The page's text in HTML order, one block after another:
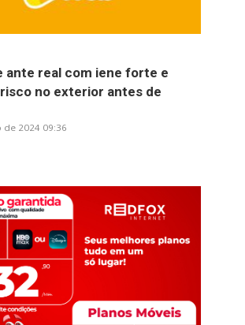
ante real com iene forte e
no exterior antes de
de 2024 09:36